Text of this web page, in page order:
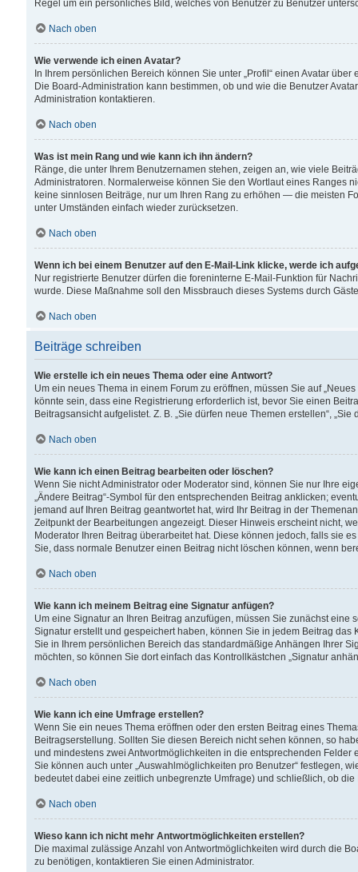
Regel um ein persönliches Bild, welches von Benutzer zu Benutzer
Nach oben
Wie verwende ich einen Avatar?
In Ihrem persönlichen Bereich können Sie unter „Profil“ einen Avatar
Die Board-Administration kann bestimmen, ob und wie die Benutzer
Administration kontaktieren.
Nach oben
Was ist mein Rang und wie kann ich ihn ändern?
Ränge, die unter Ihrem Benutzernamen stehen, zeigen an, wie viele
Administratoren. Normalerweise können Sie den Wortlaut eines Ranges
keine sinnlosen Beiträge, nur um Ihren Rang zu erhöhen — die meisten
unter Umständen einfach wieder zurücksetzen.
Nach oben
Wenn ich bei einem Benutzer auf den E-Mail-Link klicke, werde ich
Nur registrierte Benutzer dürfen die foreninterne E-Mail-Funktion für
wurde. Diese Maßnahme soll den Missbrauch dieses Systems durch
Nach oben
Beiträge schreiben
Wie erstelle ich ein neues Thema oder eine Antwort?
Um ein neues Thema in einem Forum zu eröffnen, müssen Sie auf
könnte sein, dass eine Registrierung erforderlich ist, bevor Sie einen
Beitragsansicht aufgelistet. Z. B. „Sie dürfen neue Themen erstellen“,
Nach oben
Wie kann ich einen Beitrag bearbeiten oder löschen?
Wenn Sie nicht Administrator oder Moderator sind, können Sie nur Ihre
„Ändere Beitrag“-Symbol für den entsprechenden Beitrag anklicken;
jemand auf Ihren Beitrag geantwortet hat, wird Ihr Beitrag in der
Zeitpunkt der Bearbeitungen angezeigt. Dieser Hinweis erscheint nicht,
Moderator Ihren Beitrag überarbeitet hat. Diese können jedoch, falls sie
Sie, dass normale Benutzer einen Beitrag nicht löschen können, wenn
Nach oben
Wie kann ich meinem Beitrag eine Signatur anfügen?
Um eine Signatur an Ihren Beitrag anzufügen, müssen Sie zunächst
Signatur erstellt und gespeichert haben, können Sie in jedem Beitrag
Sie in Ihrem persönlichen Bereich das standardmäßige Anhängen Ihrer
möchten, so können Sie dort einfach das Kontrollkästchen „Signatur
Nach oben
Wie kann ich eine Umfrage erstellen?
Wenn Sie ein neues Thema eröffnen oder den ersten Beitrag eines
Beitragserstellung. Sollten Sie diesen Bereich nicht sehen können, so
und mindestens zwei Antwortmöglichkeiten in die entsprechenden
Sie können auch unter „Auswahlmöglichkeiten pro Benutzer“ festlegen,
bedeutet dabei eine zeitlich unbegrenzte Umfrage) und schließlich, ob
Nach oben
Wieso kann ich nicht mehr Antwortmöglichkeiten erstellen?
Die maximal zulässige Anzahl von Antwortmöglichkeiten wird durch die
zu benötigen, kontaktieren Sie einen Administrator.